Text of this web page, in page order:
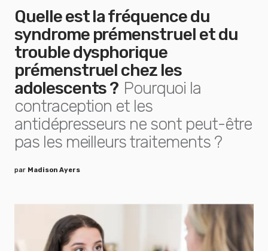
Quelle est la fréquence du
syndrome prémenstruel et du
trouble dysphorique
prémenstruel chez les
adolescents ? Pourquoi la
contraception et les
antidépresseurs ne sont peut-être
pas les meilleurs traitements ?
par Madison Ayers